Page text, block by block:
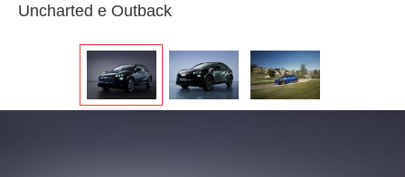
Uncharted e Outback